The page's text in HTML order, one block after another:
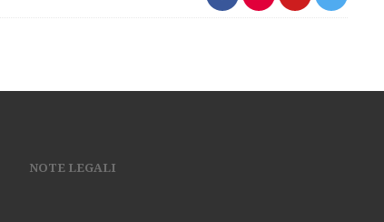
NOTE LEGALI